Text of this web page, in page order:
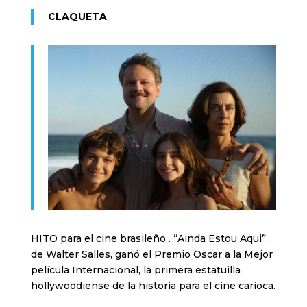
CLAQUETA
HITO para el cine brasileño . “Ainda Estou Aqui”,
de Walter Salles, ganó el Premio Oscar a la Mejor
película Internacional, la primera estatuilla
hollywoodiense de la historia para el cine carioca.